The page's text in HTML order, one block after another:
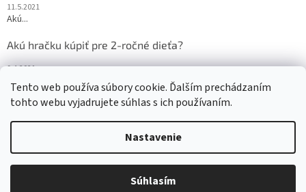
Tento web používa súbory cookie. Ďalším prechádzaním
tohto webu vyjadrujete súhlas s ich používaním.
Nastavenie
Súhlasím
11.5.2021
Akú...
Akú hračku kúpiť pre 2-ročné dieťa?
9.4.2021
Akú...
Vytvoril Shoptet
Veru.sk. Všetky práva vyhradené.